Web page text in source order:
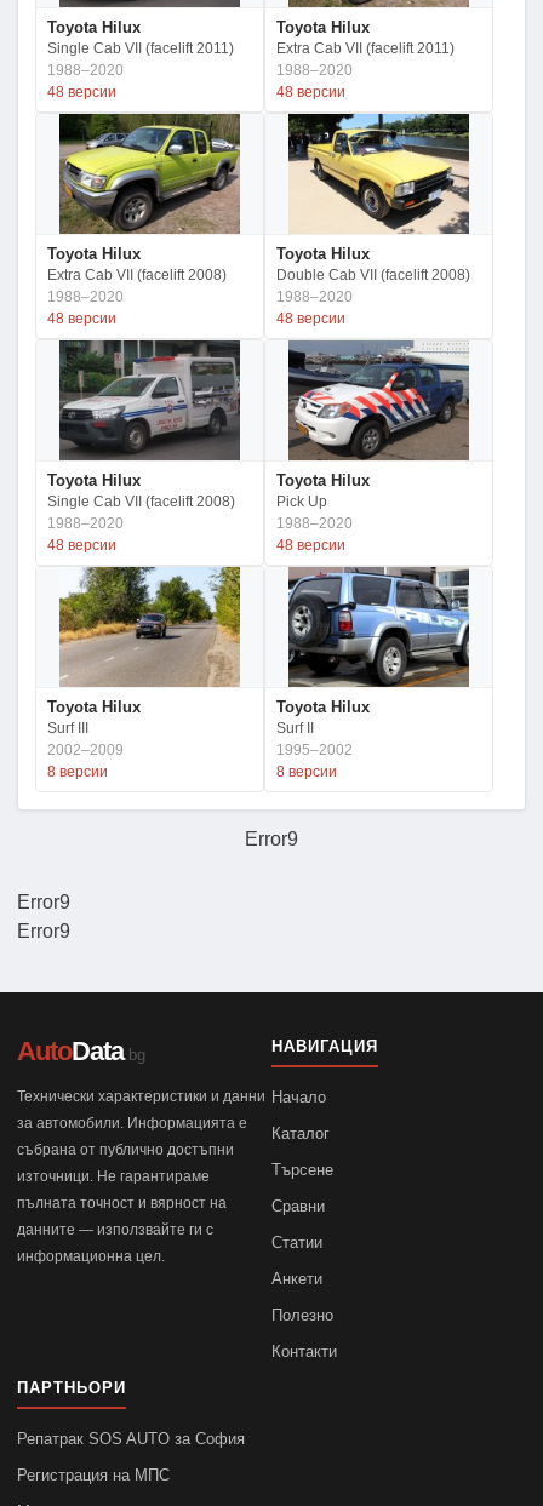
Error9
Toyota Hilux
Single Cab VII (facelift 2011)
1988–2020
48 версии
Toyota Hilux
Extra Cab VII (facelift 2011)
1988–2020
48 версии
Toyota Hilux
Extra Cab VII (facelift 2008)
1988–2020
48 версии
Toyota Hilux
Double Cab VII (facelift 2008)
1988–2020
48 версии
Toyota Hilux
Single Cab VII (facelift 2008)
1988–2020
48 версии
Toyota Hilux
Pick Up
1988–2020
48 версии
Toyota Hilux
Surf III
2002–2009
8 версии
Toyota Hilux
Surf II
1995–2002
8 версии
Error9
Error9
AutoData.bg
Технически характеристики и данни
за автомобили. Информацията е
събрана от публично достъпни
източници. Не гарантираме
пълната точност и вярност на
данните — използвайте ги с
информационна цел.
НАВИГАЦИЯ
Начало
Каталог
Търсене
Сравни
Статии
Анкети
Полезно
Контакти
ПАРТНЬОРИ
Репатрак SOS AUTO за София
Регистрация на МПС